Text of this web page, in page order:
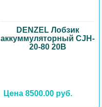
DENZEL Лобзик
аккуммуляторный CJH-
20-80 20В
Цена 8500.00 руб.